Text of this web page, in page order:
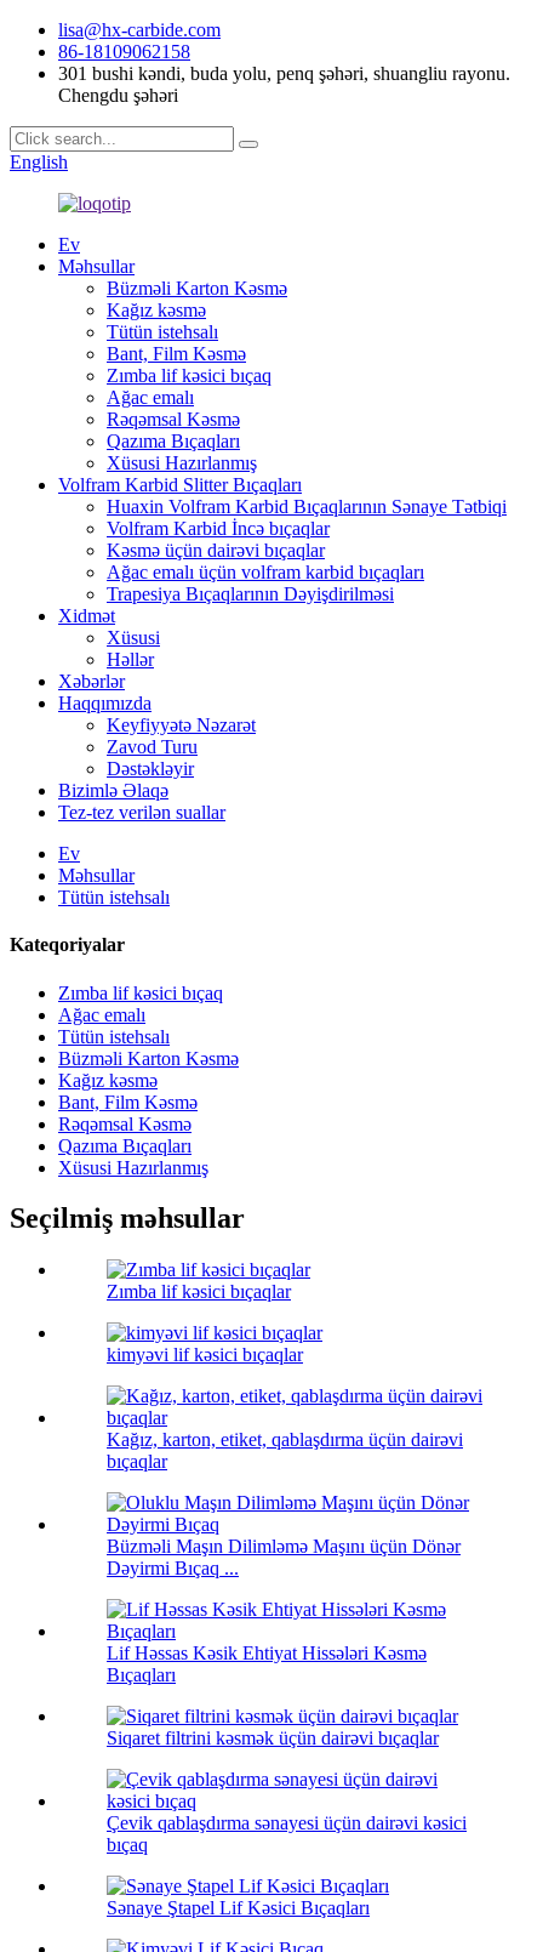
lisa@hx-carbide.com
86-18109062158
301 bushi kəndi, buda yolu, penq şəhəri, shuangliu rayonu.
Chengdu şəhəri
English
Ev
Məhsullar
Büzməli Karton Kəsmə
Kağız kəsmə
Tütün istehsalı
Bant, Film Kəsmə
Zımba lif kəsici bıçaq
Ağac emalı
Rəqəmsal Kəsmə
Qazıma Bıçaqları
Xüsusi Hazırlanmış
Volfram Karbid Slitter Bıçaqları
Huaxin Volfram Karbid Bıçaqlarının Sənaye Tətbiqi
Volfram Karbid İncə bıçaqlar
Kəsmə üçün dairəvi bıçaqlar
Ağac emalı üçün volfram karbid bıçaqları
Trapesiya Bıçaqlarının Dəyişdirilməsi
Xidmət
Xüsusi
Həllər
Xəbərlər
Haqqımızda
Keyfiyyətə Nəzarət
Zavod Turu
Dəstəkləyir
Bizimlə Əlaqə
Tez-tez verilən suallar
Ev
Məhsullar
Tütün istehsalı
Kateqoriyalar
Zımba lif kəsici bıçaq
Ağac emalı
Tütün istehsalı
Büzməli Karton Kəsmə
Kağız kəsmə
Bant, Film Kəsmə
Rəqəmsal Kəsmə
Qazıma Bıçaqları
Xüsusi Hazırlanmış
Seçilmiş məhsullar
Zımba lif kəsici bıçaqlar
kimyəvi lif kəsici bıçaqlar
Kağız, karton, etiket, qablaşdırma üçün dairəvi
bıçaqlar
Büzməli Maşın Dilimləmə Maşını üçün Dönər
Dəyirmi Bıçaq ...
Lif Həssas Kəsik Ehtiyat Hissələri Kəsmə
Bıçaqları
Siqaret filtrini kəsmək üçün dairəvi bıçaqlar
Çevik qablaşdırma sənayesi üçün dairəvi kəsici
bıçaq
Sənaye Ştapel Lif Kəsici Bıçaqları